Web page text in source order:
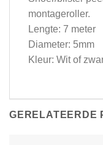
montageroller.
Lengte: 7 meter
Diameter: 5mm
Kleur: Wit of
GERELATEERDE